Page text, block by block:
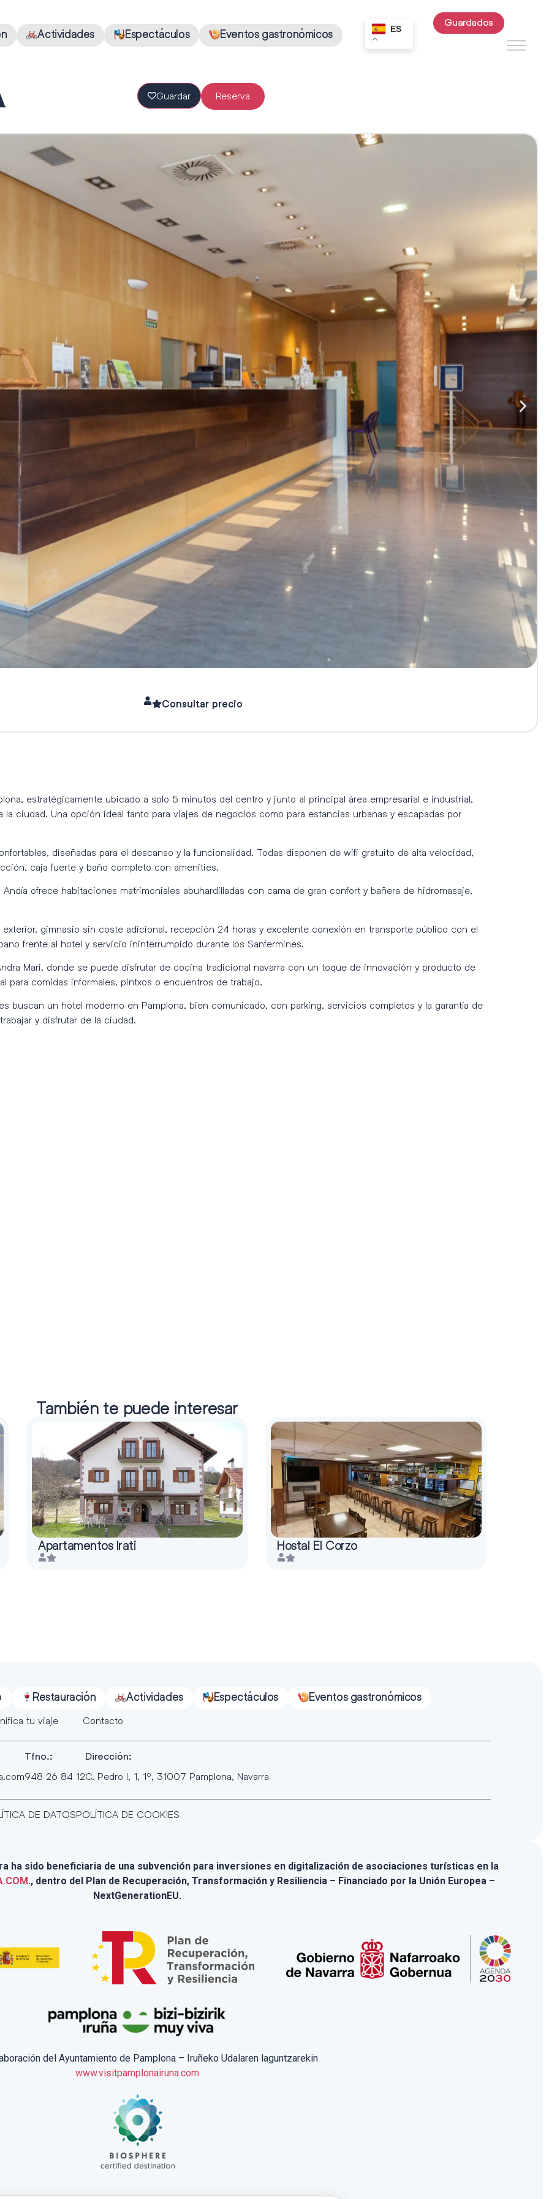
Actividades Espectáculos Eventos gastronómicos ES
Guardados
Guardar Reserva
Consultar precio
estratégicamente ubicado a solo 5 minutos del centro y junto al principal área empresarial e industrial,
ciudad. Una opción ideal tanto para viajes de negocios como para estancias urbanas y escapadas por
diseñadas para el descanso y la funcionalidad. Todas disponen de wifi gratuito de alta velocidad,
caja fuerte y baño completo con amenities.
ofrece habitaciones matrimoniales abuhardilladas con cama de gran confort y bañera de hidromasaje,
gimnasio sin coste adicional, recepción 24 horas y excelente conexión en transporte público con el
frente al hotel y servicio ininterrumpido durante los Sanfermines.
Mari, donde se puede disfrutar de cocina tradicional navarra con un toque de innovación y producto de
para comidas informales, pintxos o encuentros de trabajo.
buscan un hotel moderno en Pamplona, bien comunicado, con parking, servicios completos y la garantía de
y disfrutar de la ciudad.
También te puede interesar
Apartamentos Irati Hostal El Corzo
Restauración Actividades Espectáculos Eventos gastronómicos
tu viaje Contacto
Tfno.:
948 26 84 12
Dirección:
C. Pedro I, 1, 1º, 31007 Pamplona, Navarra
DE DATOSPOLÍTICA DE COOKIES
ha sido beneficiaria de una subvención para inversiones en digitalización de asociaciones turísticas en la
., dentro del Plan de Recuperación, Transformación y Resiliencia – Financiado por la Unión Europea –
NextGenerationEU.
del Ayuntamiento de Pamplona – Iruñeko Udalaren laguntzarekin
www.visitpamplonairuna.com